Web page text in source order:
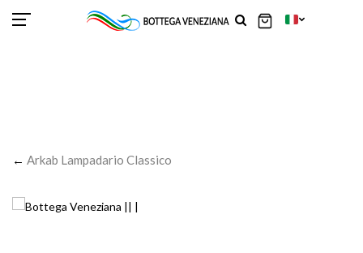
← Arkab Lampadario Classico